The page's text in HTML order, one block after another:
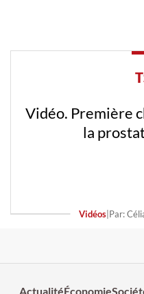
Vidéo. Première
la
Vidéos|Par:
ActualitéÉconomie